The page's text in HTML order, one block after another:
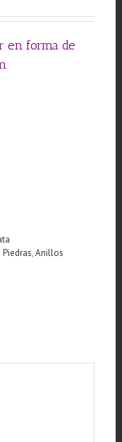
en forma de
,Anillos